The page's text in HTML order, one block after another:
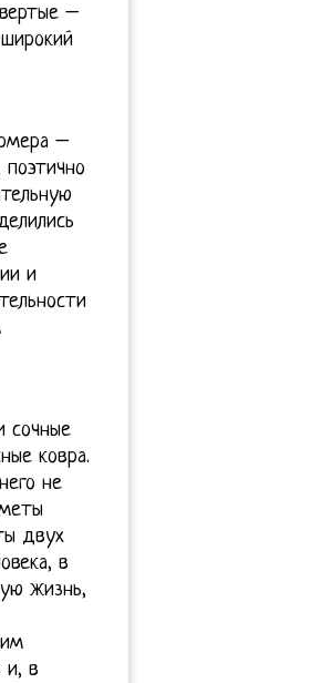
–
–
и
сочные
ковра.
не
двух
в
жизнь,
и, в